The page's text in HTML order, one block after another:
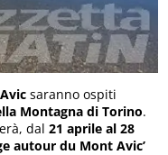
saranno ospiti
Montagna di Torino.
dal21 aprile al 28
autour du Mont Avic’